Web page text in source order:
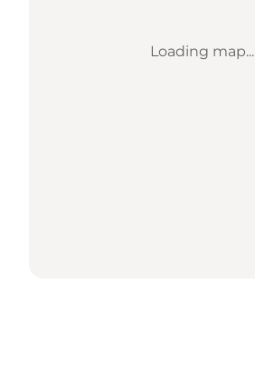
Loading map...